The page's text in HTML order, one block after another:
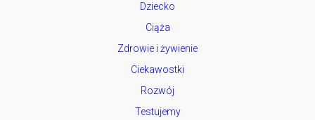
Dziecko
Ciąża
Zdrowie i żywienie
Ciekawostki
Rozwój
Testujemy